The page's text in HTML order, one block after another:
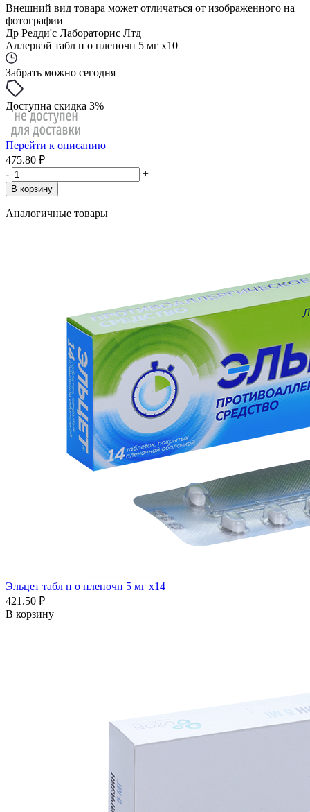
Внешний вид товара может отличаться от изображенного на
фотографии
Др Редди'с Лабораторис Лтд
Аллервэй табл п о пленочн 5 мг x10
Забрать можно сегодня
Доступна скидка 3%
Перейти к описанию
475.80 ₽
-
+
В корзину
Аналогичные товары
Эльцет табл п о пленочн 5 мг x14
421.50 ₽
В корзину